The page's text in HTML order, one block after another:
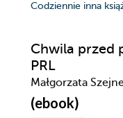
Codziennie inna
Chwila przed
PRL
Małgorzata
(ebook)